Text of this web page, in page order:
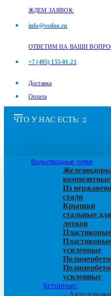
ЖДЕМ ЗАЯВОК:
info@vodoo.ru
ОТВЕТИМ НА ВАШИ
+7 (495) 155-01-21
Доставка
Оплата
ЧТО У НАС ЕСТЬ:
Водоотводные лотки
композитные
Из
стали
Крышки
стальные для
лотков
Пластиковые
Пластиковые
усиленные
усиленные
Бетонные:
–